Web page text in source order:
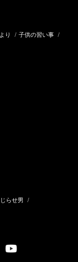
り / 子供の習い事 /
らせ男 /